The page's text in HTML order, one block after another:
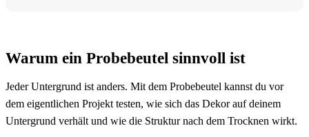
Warum ein Probebeutel sinnvoll ist
Jeder Untergrund ist anders. Mit dem Probebeutel kannst du vor
dem eigentlichen Projekt testen, wie sich das Dekor auf deinem
Untergrund verhält und wie die Struktur nach dem Trocknen wirkt.